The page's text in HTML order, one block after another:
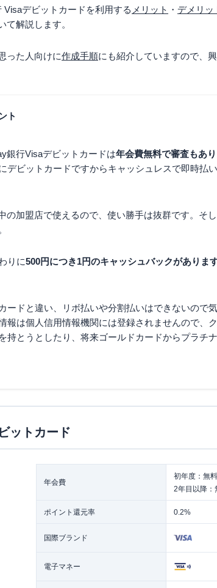
デビットカードを利用する メリット ・ デメリッ
て解説します。
った人向けに作成手順にも紹介していますので、
ト
銀行Visaデビットカードは年会費無料で審査もあ
デビットカードですからキャッシュレスで即時払
の加盟店で使えるので、使い勝手は抜群です。そ
。
りに500円につき1円のキャッシュバックがありま
ードと違い、リボ払いや分割払いはできないので気
報は個人信用情報機関には登録されませんので、
持とうとしたり、将来ゴールドカードからプラチ
ットカード
年会費
初年度：無料
2年目以降：
ポイント還元率 0.2%
国際ブランド
電子マネー